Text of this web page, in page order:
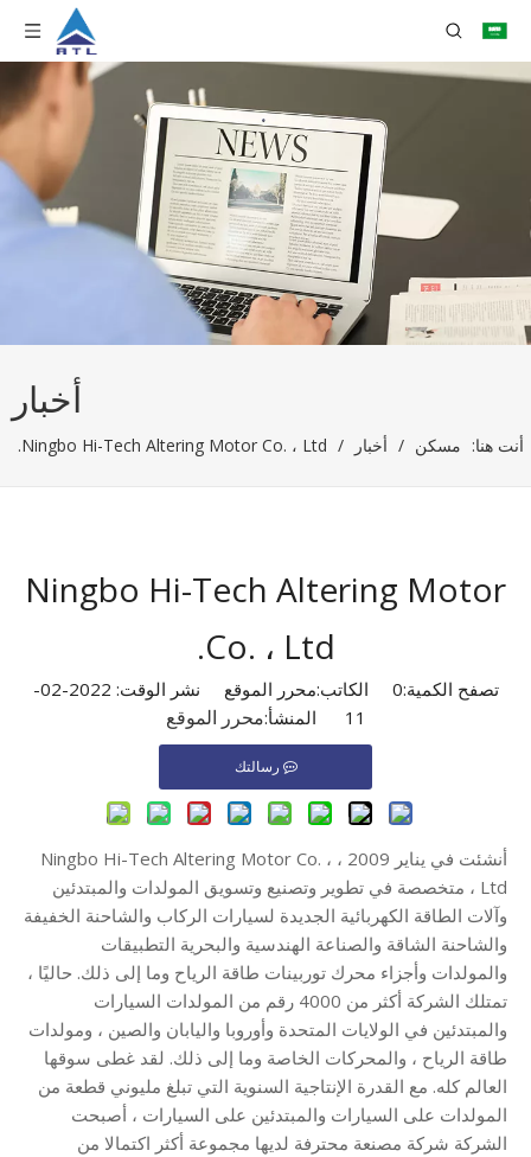
أخبار
أنت هنا: مسكن / أخبار / Ningbo Hi-Tech Altering Motor Co. ، Ltd.
Ningbo Hi-Tech Altering Motor
Co. ، Ltd.
تصفح الكمية:0
الكاتب:محرر الموقع نشر الوقت: 2022-02-
11 المنشأ:
محرر الموقع
رسالتك
أنشئت في يناير 2009 ، Ningbo Hi-Tech Altering Motor Co. ،
Ltd ، متخصصة في تطوير وتصنيع وتسويق المولدات والمبتدئين
وآلات الطاقة الكهربائية الجديدة لسيارات الركاب والشاحنة الخفيفة
والشاحنة الشاقة والصناعة الهندسية والبحرية التطبيقات
والمولدات وأجزاء محرك توربينات طاقة الرياح وما إلى ذلك. حاليًا ،
تمتلك الشركة أكثر من 4000 رقم من المولدات السيارات
والمبتدئين في الولايات المتحدة وأوروبا واليابان والصين ، ومولدات
طاقة الرياح ، والمحركات الخاصة وما إلى ذلك. لقد غطى سوقها
العالم كله. مع القدرة الإنتاجية السنوية التي تبلغ مليوني قطعة من
المولدات على السيارات والمبتدئين على السيارات ، أصبحت
الشركة شركة مصنعة محترفة لديها مجموعة أكثر اكتمالا من